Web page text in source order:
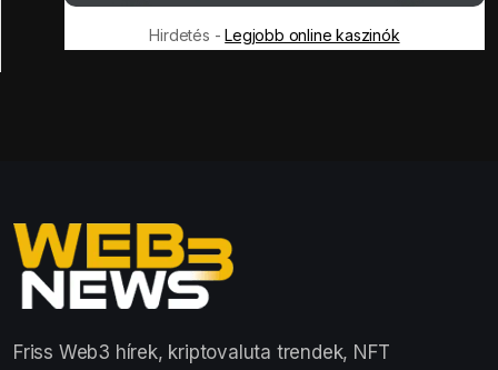
Hirdetés -Legjobb online kaszinók
Friss Web3 hírek, kriptovaluta trendek, NFT